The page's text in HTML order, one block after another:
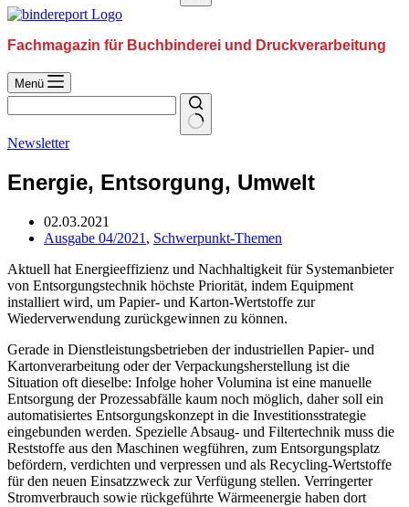
Fachmagazin für Buchbinderei und Druckverarbeitung
Menü
Newsletter
Energie, Entsorgung, Umwelt
02.03.2021
Ausgabe 04/2021 , Schwerpunkt-Themen
Aktuell hat Energieeffizienz und Nachhaltigkeit für Systemanbieter
von Entsorgungstechnik höchste Priorität, indem Equipment
installiert wird, um Papier- und Karton-Wertstoffe zur
Wiederverwendung zurückgewinnen zu können.
Gerade in Dienstleistungsbetrieben der industriellen Papier- und
Kartonverarbeitung oder der Verpackungsherstellung ist die
Situation oft dieselbe: Infolge hoher Volumina ist eine manuelle
Entsorgung der Prozessabfälle kaum noch möglich, daher soll ein
automatisiertes Entsorgungskonzept in die Investitionsstrategie
eingebunden werden. Spezielle Absaug- und Filtertechnik muss die
Reststoffe aus den Maschinen wegführen, zum Entsorgungsplatz
befördern, verdichten und verpressen und als Recycling-Wertstoffe
für den neuen Einsatzzweck zur Verfügung stellen. Verringerter
Stromverbrauch sowie rückgeführte Wärmeenergie haben dort